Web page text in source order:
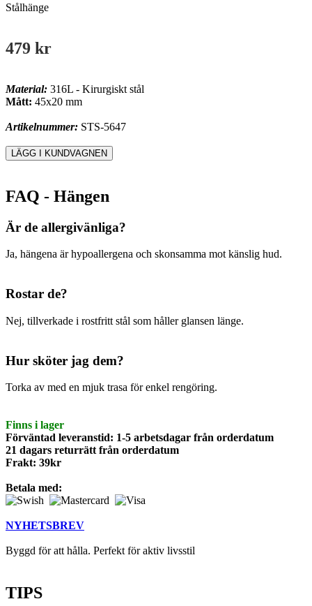
Stålhänge
479 kr
Material: 316L - Kirurgiskt stål
Mått: 45x20 mm
Artikelnummer: STS-5647
FAQ - Hängen
Är de allergivänliga?
Ja, hängena är hypoallergena och skonsamma mot känslig hud.
Rostar de?
Nej, tillverkade i rostfritt stål som håller glansen länge.
Hur sköter jag dem?
Torka av med en mjuk trasa för enkel rengöring.
Finns i lager
Förväntad leveranstid: 1-5 arbetsdagar från orderdatum
21 dagars returrätt från orderdatum
Frakt: 39kr
Betala med:
NYHETSBREV
Byggd för att hålla. Perfekt för aktiv livsstil
TIPS